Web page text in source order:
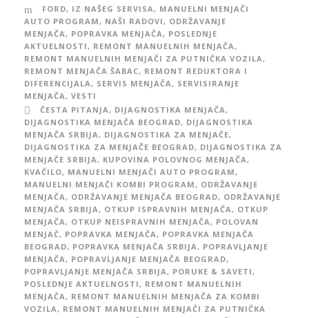
FORD, IZ NAŠEG SERVISA, MANUELNI MENJAČI
AUTO PROGRAM, NAŠI RADOVI, ODRŽAVANJE
MENJAČA, POPRAVKA MENJAČA, POSLEDNJE
AKTUELNOSTI, REMONT MANUELNIH MENJAČA,
REMONT MANUELNIH MENJAČI ZA PUTNIČKA VOZILA,
REMONT MENJAČA ŠABAC, REMONT REDUKTORA I
DIFERENCIJALA, SERVIS MENJAČA, SERVISIRANJE
MENJAČA, VESTI
ČESTA PITANJA, DIJAGNOSTIKA MENJAČA,
DIJAGNOSTIKA MENJAČA BEOGRAD, DIJAGNOSTIKA
MENJAČA SRBIJA, DIJAGNOSTIKA ZA MENJAČE,
DIJAGNOSTIKA ZA MENJAČE BEOGRAD, DIJAGNOSTIKA ZA
MENJAČE SRBIJA, KUPOVINA POLOVNOG MENJAČA,
KVAČILO, MANUELNI MENJAČI AUTO PROGRAM,
MANUELNI MENJAČI KOMBI PROGRAM, ODRŽAVANJE
MENJAČA, ODRŽAVANJE MENJAČA BEOGRAD, ODRŽAVANJE
MENJAČA SRBIJA, OTKUP ISPRAVNIH MENJAČA, OTKUP
MENJAČA, OTKUP NEISPRAVNIH MENJAČA, POLOVAN
MENJAČ, POPRAVKA MENJAČA, POPRAVKA MENJAČA
BEOGRAD, POPRAVKA MENJAČA SRBIJA, POPRAVLJANJE
MENJAČA, POPRAVLJANJE MENJAČA BEOGRAD,
POPRAVLJANJE MENJAČA SRBIJA, PORUKE & SAVETI,
POSLEDNJE AKTUELNOSTI, REMONT MANUELNIH
MENJAČA, REMONT MANUELNIH MENJAČA ZA KOMBI
VOZILA, REMONT MANUELNIH MENJAČI ZA PUTNIČKA